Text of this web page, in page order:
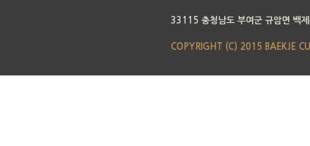
33115 충청남도 부여군 규암면 백
COPYRIGHT (C) 2015 BAEKJE